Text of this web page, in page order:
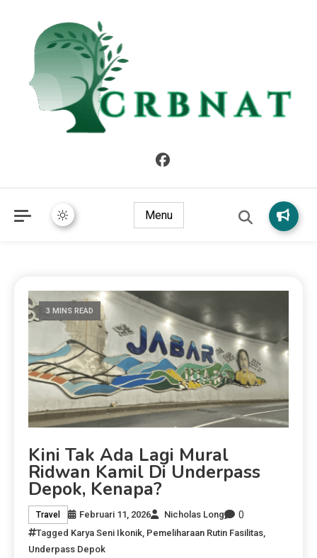
Menu
3 MINS READ
Kini Tak Ada Lagi Mural
Ridwan Kamil Di Underpass
Depok, Kenapa?
Travel Februari 11, 2026 Nicholas Long 0
Tagged Karya Seni Ikonik Pemeliharaan Rutin Fasilitas
Underpass Depok